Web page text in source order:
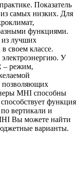
Показатель
самых низких. Для
функциями.
из лучших
своем классе.
У
– режим,
позволяющих
MHI способны
функция
вертикали и
Вы можете найти
варианты.